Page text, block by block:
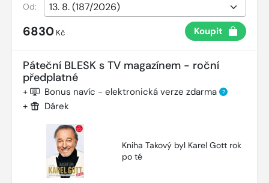
Od:
6830 Kč Koupit
Páteční BLESK s TV magazínem - roční
předplatné
+ Bonus navíc - elektronická verze zdarma ?
+ Dárek
Kniha Takový byl Karel Gott rok
po té